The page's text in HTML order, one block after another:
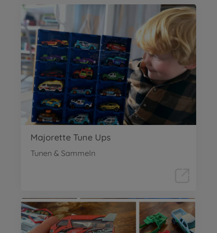
Majorette Tune Ups
Tunen & Sammeln